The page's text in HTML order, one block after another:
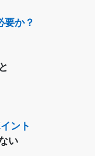
要か？
ント
い